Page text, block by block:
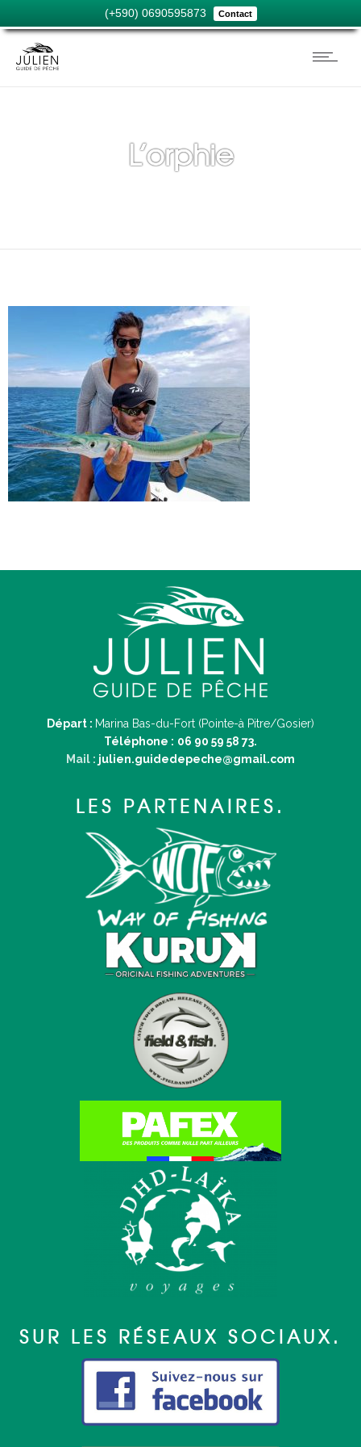
(+590) 0690595873 Contact
L’orphie
Départ : Marina Bas-du-Fort (Pointe-à Pitre/Gosier)
Téléphone : 06 90 59 58 73.
Mail : julien.guidedepeche@gmail.com
LES PARTENAIRES.
SUR LES RÉSEAUX SOCIAUX.